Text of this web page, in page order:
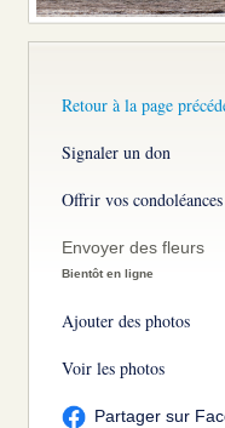
Retour à la page
Signaler un don
Offrir vos condoléances
Envoyer des fleurs
Bientôt en ligne
Ajouter des photos
Voir les photos
Partager sur